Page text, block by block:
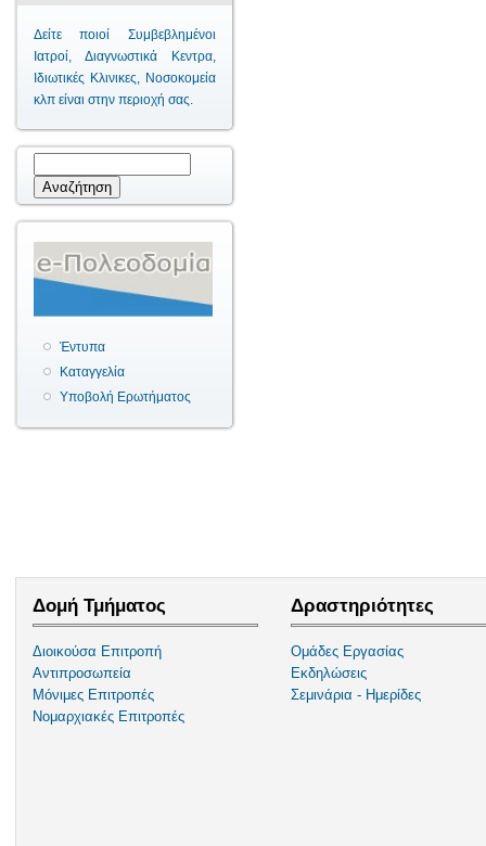
Δείτε ποιοί Συμβεβλημένοι
Ιατροί, Διαγνωστικά Κεντρα,
Ιδιωτικές Κλινικες, Νοσοκομεία
κλπ είναι στην περιοχή σας.
Έντυπα
Καταγγελία
Υποβολή Ερωτήματος
Δομή Τμήματος
Διοικούσα Επιτροπή
Αντιπροσωπεία
Μόνιμες Επιτροπές
Νομαρχιακές Επιτροπές
Δραστηριότητες
Ομάδες Εργασίας
Εκδηλώσεις
Σεμινάρια - Ημερίδες